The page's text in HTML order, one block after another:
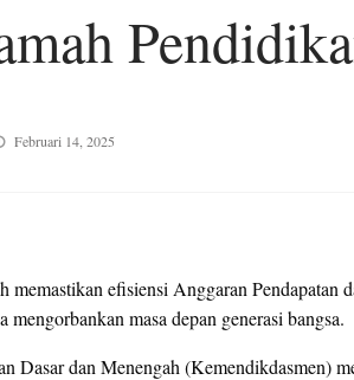
Posted
Februari 14, 2025
memastikan efisiensi Anggaran
mengorbankan masa depan generasi bangsa.
Dasar dan Menengah (Kemendikdasmen)